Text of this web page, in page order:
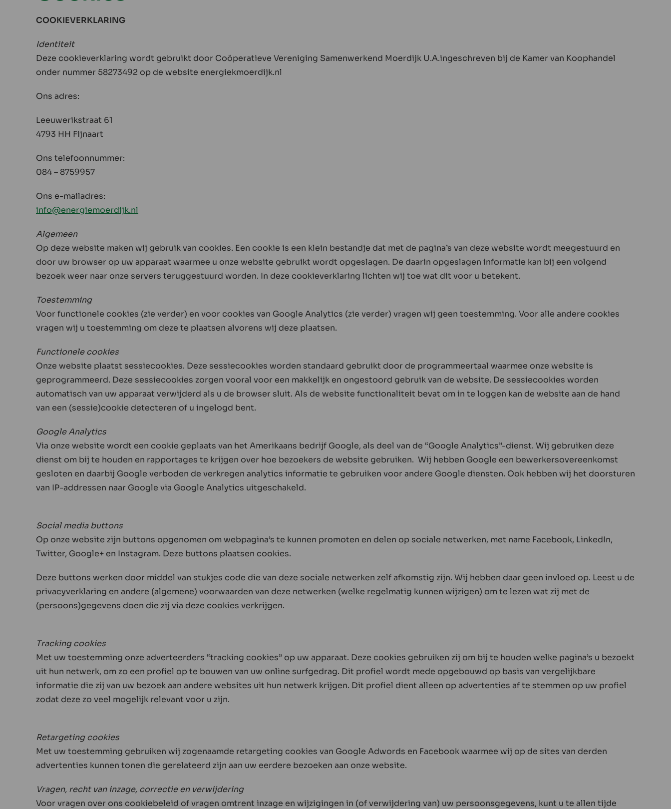
COOKIEVERKLARING
Identiteit
Deze cookieverklaring wordt gebruikt door Coöperatieve Vereniging Samenwerkend Moerdijk U.A.ingeschreven bij de Kamer van Koophandel
onder nummer 58273492 op de website energiekmoerdijk.nl
Ons adres:
Leeuwerikstraat 61
4793 HH Fijnaart
Ons telefoonnummer:
084 – 8759957
Ons e-mailadres:
info@energiemoerdijk.nl
Algemeen
Op deze website maken wij gebruik van cookies. Een cookie is een klein bestandje dat met de pagina’s van deze website wordt meegestuurd en
door uw browser op uw apparaat waarmee u onze website gebruikt wordt opgeslagen. De daarin opgeslagen informatie kan bij een volgend
bezoek weer naar onze servers teruggestuurd worden. In deze cookieverklaring lichten wij toe wat dit voor u betekent.
Toestemming
Voor functionele cookies (zie verder) en voor cookies van Google Analytics (zie verder) vragen wij geen toestemming. Voor alle andere cookies
vragen wij u toestemming om deze te plaatsen alvorens wij deze plaatsen.
Functionele cookies
Onze website plaatst sessiecookies. Deze sessiecookies worden standaard gebruikt door de programmeertaal waarmee onze website is
geprogrammeerd. Deze sessiecookies zorgen vooral voor een makkelijk en ongestoord gebruik van de website. De sessiecookies worden
automatisch van uw apparaat verwijderd als u de browser sluit. Als de website functionaliteit bevat om in te loggen kan de website aan de hand
van een (sessie)cookie detecteren of u ingelogd bent.
Google Analytics
Via onze website wordt een cookie geplaats van het Amerikaans bedrijf Google, als deel van de “Google Analytics”-dienst. Wij gebruiken deze
dienst om bij te houden en rapportages te krijgen over hoe bezoekers de website gebruiken. Wij hebben Google een bewerkersovereenkomst
gesloten en daarbij Google verboden de verkregen analytics informatie te gebruiken voor andere Google diensten. Ook hebben wij het doorsturen
van IP-addressen naar Google via Google Analytics uitgeschakeld.
Social media buttons
Op onze website zijn buttons opgenomen om webpagina’s te kunnen promoten en delen op sociale netwerken, met name Facebook, LinkedIn,
Twitter, Google+ en Instagram. Deze buttons plaatsen cookies.
Deze buttons werken door middel van stukjes code die van deze sociale netwerken zelf afkomstig zijn. Wij hebben daar geen invloed op. Leest u de
privacyverklaring en andere (algemene) voorwaarden van deze netwerken (welke regelmatig kunnen wijzigen) om te lezen wat zij met de
(persoons)gegevens doen die zij via deze cookies verkrijgen.
Tracking cookies
Met uw toestemming onze adverteerders “tracking cookies” op uw apparaat. Deze cookies gebruiken zij om bij te houden welke pagina’s u bezoekt
uit hun netwerk, om zo een profiel op te bouwen van uw online surfgedrag. Dit profiel wordt mede opgebouwd op basis van vergelijkbare
informatie die zij van uw bezoek aan andere websites uit hun netwerk krijgen. Dit profiel dient alleen op advertenties af te stemmen op uw profiel
zodat deze zo veel mogelijk relevant voor u zijn.
Retargeting cookies
Met uw toestemming gebruiken wij zogenaamde retargeting cookies van Google Adwords en Facebook waarmee wij op de sites van derden
advertenties kunnen tonen die gerelateerd zijn aan uw eerdere bezoeken aan onze website.
Vragen, recht van inzage, correctie en verwijdering
Voor vragen over ons cookiebeleid of vragen omtrent inzage en wijzigingen in (of verwijdering van) uw persoonsgegevens, kunt u te allen tijde